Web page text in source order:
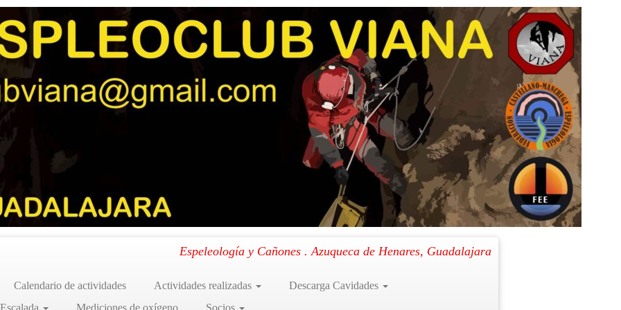
Espeleología y Cañones . Azuqueca de Henares, Guadalajara
Calendario de actividades Actividades realizadas
Descarga Cavidades
Mediciones de oxígeno Socios
19h20m53s406
Fraile